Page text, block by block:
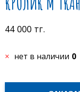
44 000 тг.
нет в наличии 0